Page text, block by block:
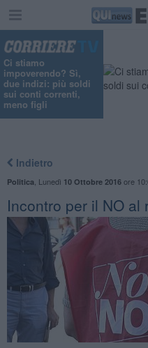
Ci stiamo
impoverendo? Sì,
due indizi: più soldi
sui conti correnti,
meno figli
Indietro
Politica Lunedì 10 Ottobre 2016ore
Incontro per il NO al